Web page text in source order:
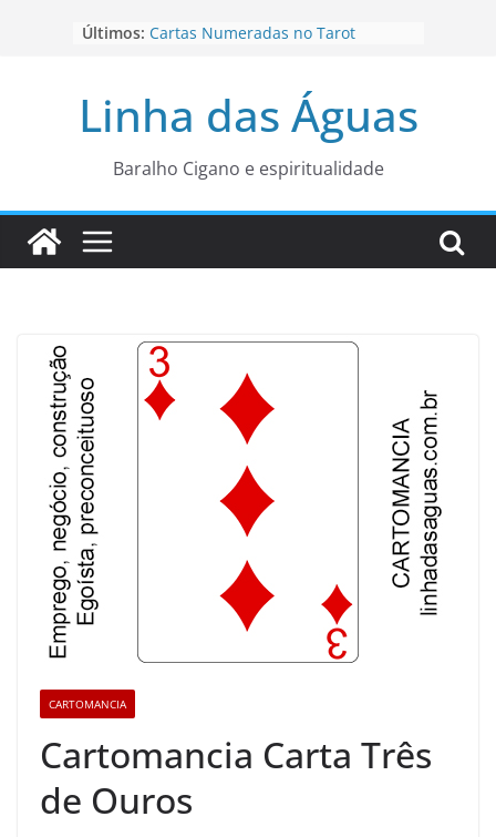
Últimos: Cartas Numeradas no Tarot
para está fase
Os Naipes no Tarot
Cartas da Corte no Tarot
Linha das Águas
Baralho Cigano e espiritualidade
CARTOMANCIA
Cartomancia Carta Três
de Ouros